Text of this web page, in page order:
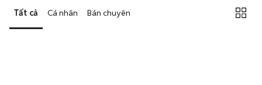
Tất cả Cá nhân Bán chuyên